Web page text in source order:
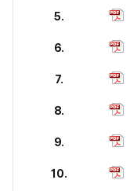
5.
6.
7.
8.
9.
10.